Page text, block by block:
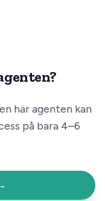
här agenten kan
på bara 4–6